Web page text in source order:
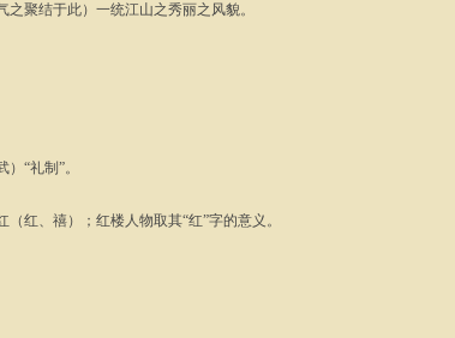
聚结于此）一统江山之秀丽之风貌。
“礼制”。
红、禧）；红楼人物取其“红”字的意义。